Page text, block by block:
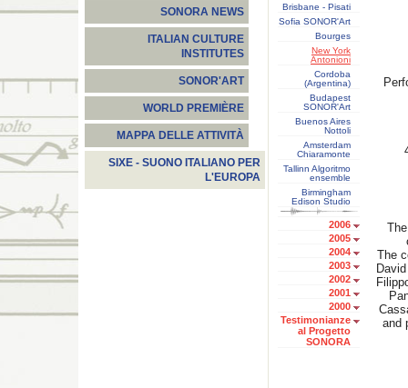
SONORA NEWS
ITALIAN CULTURE
INSTITUTES
SONOR'ART
WORLD PREMIÈRE
MAPPA DELLE ATTIVITÀ
SIXE - SUONO ITALIANO PER
L'EUROPA
Brisbane - Pisati
Sofia SONOR'Art
Bourges
New York
Antonioni
Cordoba
(Argentina)
Budapest
SONOR'Art
Buenos Aires
Nottoli
Amsterdam
Chiaramonte
Tallinn Algoritmo
ensemble
Birmingham
Edison Studio
2006
2005
2004
2003
2002
2001
2000
Testimonianze
al Progetto
SONORA
The
and